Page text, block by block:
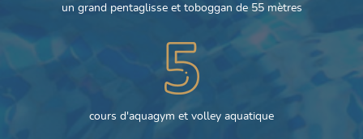
un grand pentaglisse et toboggan de 55 mètres
cours d'aquagym et volley aquatique